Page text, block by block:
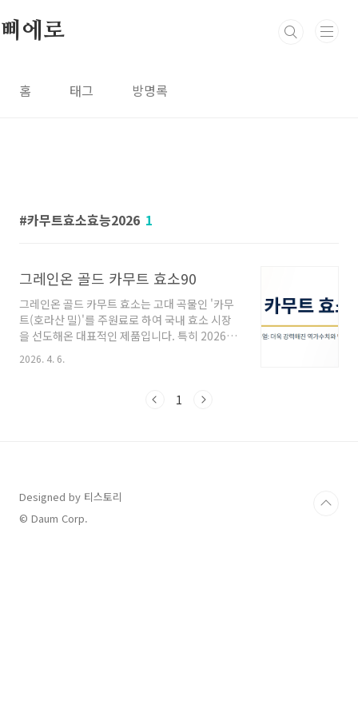
삐에로
홈 태그 방명록
카무트효소효능2026 1
그레인온 골드 카무트 효소90
그레인온 골드 카무트 효소는 고대 곡물인 '카무
트(호라산 밀)'를 주원료로 하여 국내 효소 시장
을 선도해온 대표적인 제품입니다. 특히 2026년
현재는 성분과 함량이 더욱 강화된 **'골드 카무
트 효소 G'**로 리뉴얼되어 유통되고 있습니다.
립니다. 참고용으로만 사용하시기 바랍니다. 의
습니다. (아밀라아제 400,000 unit + 프로테아
제 1,500 unit)특허 균주: 용암해수 미네랄을 활
용해 배양한 특허 발효..
2026. 4. 6.
1
Designed by 티스토리
© Daum Corp.